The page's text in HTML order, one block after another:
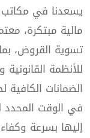
يسعدنا في
مالية مبتكرة،
تسوية القروض،
للأنظمة
الضمانات الكافية
في الوقت
إليها بسرعة